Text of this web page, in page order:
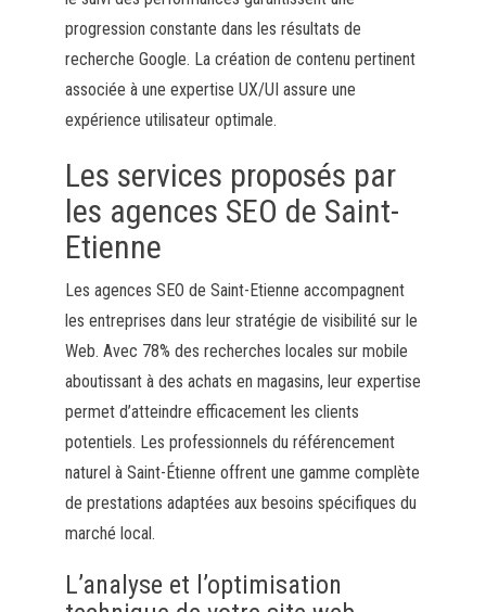
progression constante dans les résultats de
recherche Google. La création de contenu pertinent
associée à une expertise UX/UI assure une
expérience utilisateur optimale.
Les services proposés par
les agences SEO de Saint-
Etienne
Les agences SEO de Saint-Etienne accompagnent
les entreprises dans leur stratégie de visibilité sur le
Web. Avec 78% des recherches locales sur mobile
aboutissant à des achats en magasins, leur expertise
permet d’atteindre efficacement les clients
potentiels. Les professionnels du référencement
naturel à Saint-Étienne offrent une gamme complète
de prestations adaptées aux besoins spécifiques du
marché local.
L’analyse et l’optimisation